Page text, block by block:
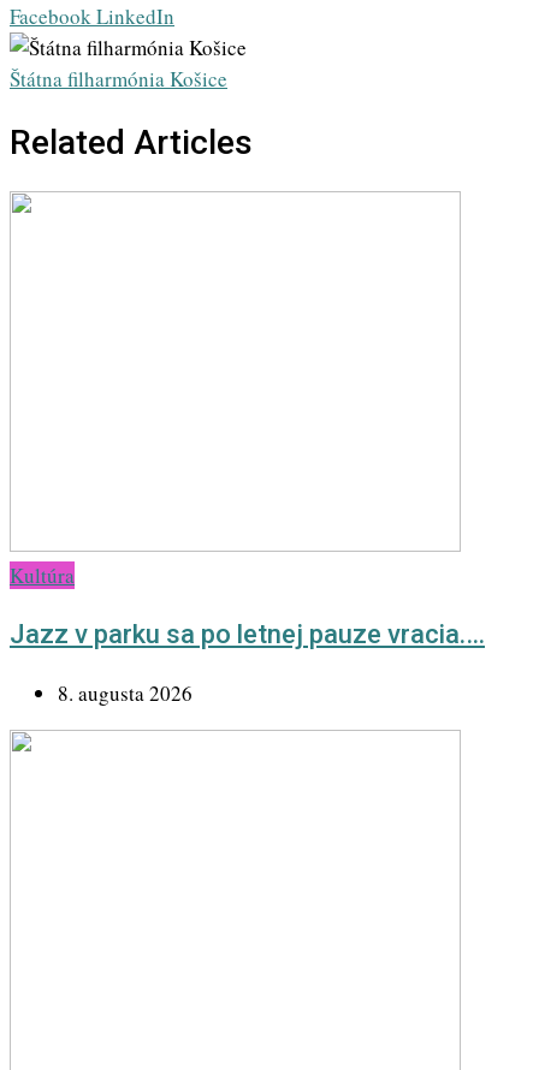
FacebookLinkedIn
via
Email
Štátna filharmónia Košice
Related Articles
Kultúra
Jazz v parku sa po letnej pauze vracia.…
8. augusta 2026